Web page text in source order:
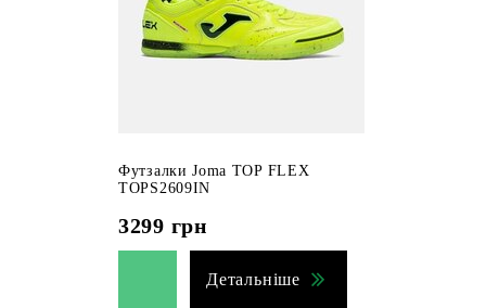
Футзалки Joma TOP FLEX
TOPS2609IN
3299 грн
Детальніше